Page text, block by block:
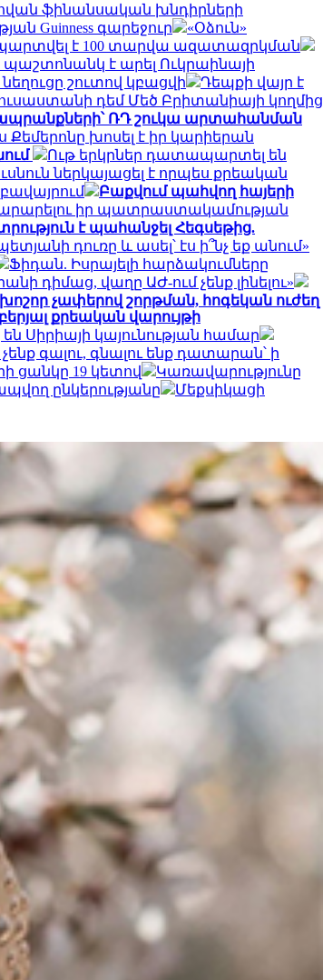
ֆինանսական խնդիրների
Guinness գարեջուր
«Օձուն»
է 100 տարվա ազատազրկման
պաշտոնանկ է արել Ուկրաինայի
նեղուցը շուտով կբացվի
Դեպքի վայր է
դեմ Մեծ Բրիտանիայի կողմից
ՌԴ շուկա արտահանման
Քեմերոնը խոսել է իր կարիերան
Ութ երկրներ դատապարտել են
ներկայացել է որպես քրեական
Բաքվում պահվող հայերի
իր պատրաստակամության
է պահանջել Հեգսեթից.
դուռը և ասել՝ էս ի՞նչ եք անում»
Ֆիդան. Իսրայելի հարձակումները
դիմաց, վաղը ԱԺ-ում չենք լինելու»
չափերով շորթման, հոգեկան ուժեղ
քրեական վարույթի
Սիրիայի կայունության համար
գալու, գնալու ենք դատարան՝ ի
ցանկը 19 կետով
Կառավարությունը
ընկերությանը
Մեքսիկացի